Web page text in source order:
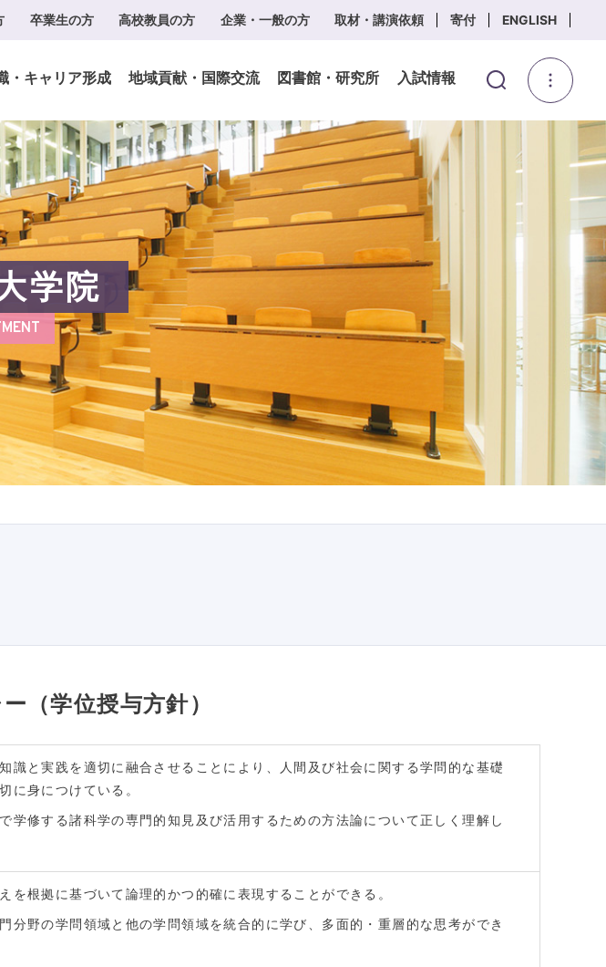
卒業生の方 高校教員の方 企業・一般の方 取材・講演依頼 寄付 ENGLISH
・キャリア形成 地域貢献・国際交流 図書館・研究所 入試情報
学院
（学位授与方針）
識と実践を適切に融合させることにより、人間及び社会に関する学問的な基礎
に身につけている。
学修する諸科学の専門的知見及び活用するための方法論について正しく理解し
を根拠に基づいて論理的かつ的確に表現することができる。
分野の学問領域と他の学問領域を統合的に学び、多面的・重層的な思考ができ